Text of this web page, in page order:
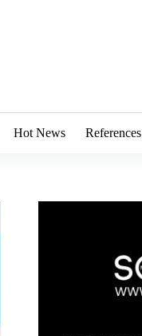
Hot News References